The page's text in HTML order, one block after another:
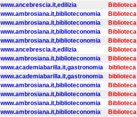
www.ancebrescia.it,edilizia Biblioteca
www.ambrosiana.it,biblioteconomia Biblioteca
www.ambrosiana.it,biblioteconomia Biblioteca
www.ambrosiana.it,biblioteconomia Biblioteca
www.ambrosiana.it,biblioteconomia Biblioteca
www.ancebrescia.it,edilizia Biblioteca
www.ambrosiana.it,biblioteconomia Biblioteca
www.academiabarilla.it,gastronomia biblioteca
www.academiabarilla.it,gastronomia biblioteca
www.ambrosiana.it,biblioteconomia Biblioteca
www.ambrosiana.it,biblioteconomia Biblioteca
www.ambrosiana.it,biblioteconomia Biblioteca
www.ambrosiana.it,biblioteconomia Biblioteca